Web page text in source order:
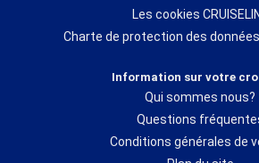
Les cookies
Charte de protection des
Information sur votre
Qui sommes nous?
Questions
Conditions générales de